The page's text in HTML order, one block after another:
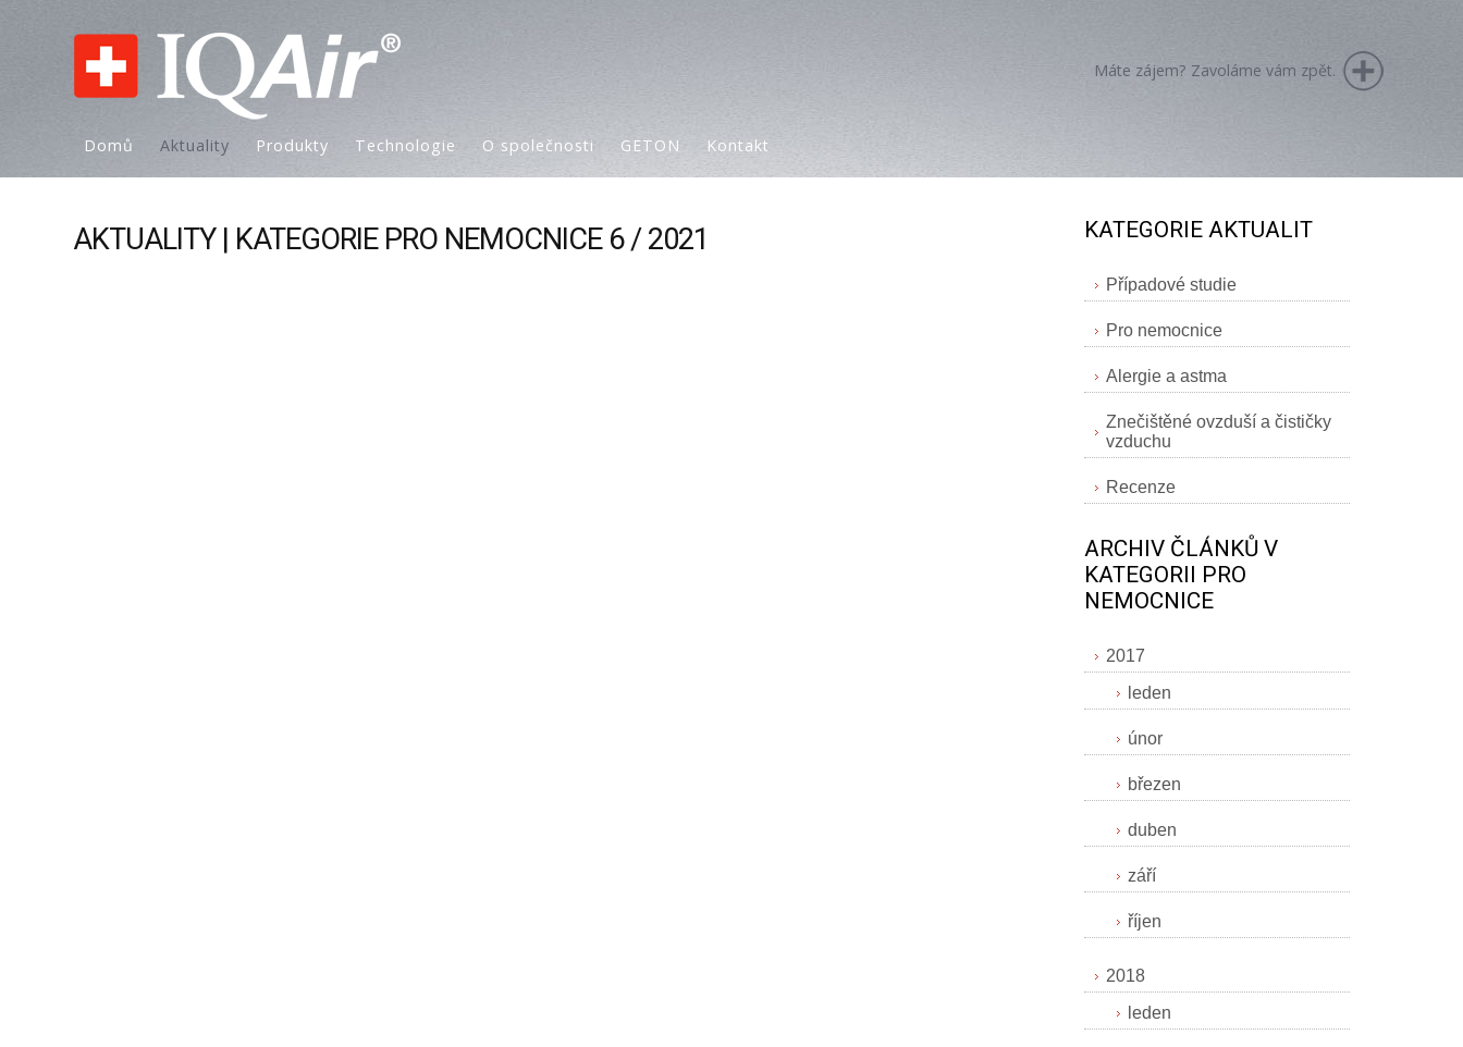
Domů Aktuality Produkty Technologie O společnosti GETON Kontakt
Máte zájem? Zavoláme vám zpět.
AKTUALITY | KATEGORIE PRO NEMOCNICE 6 / 2021 KATEGORIE AKTUALIT
Případové studie
Pro nemocnice
Alergie a astma
Znečištěné ovzduší a čističky
vzduchu
Recenze
ARCHIV ČLÁNKŮ V
KATEGORII PRO
NEMOCNICE
2017
leden
únor
březen
duben
září
říjen
2018
leden